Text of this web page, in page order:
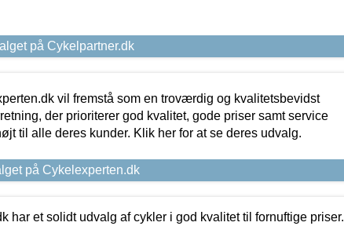
på Cykelpartner.dk
vil fremstå som en troværdig og kvalitetsbevidst
der prioriterer god kvalitet, gode priser samt service
til alle deres kunder. Klik her for at se deres udvalg.
på Cykelexperten.dk
har et solidt udvalg af cykler i god kvalitet til fornuftige priser.